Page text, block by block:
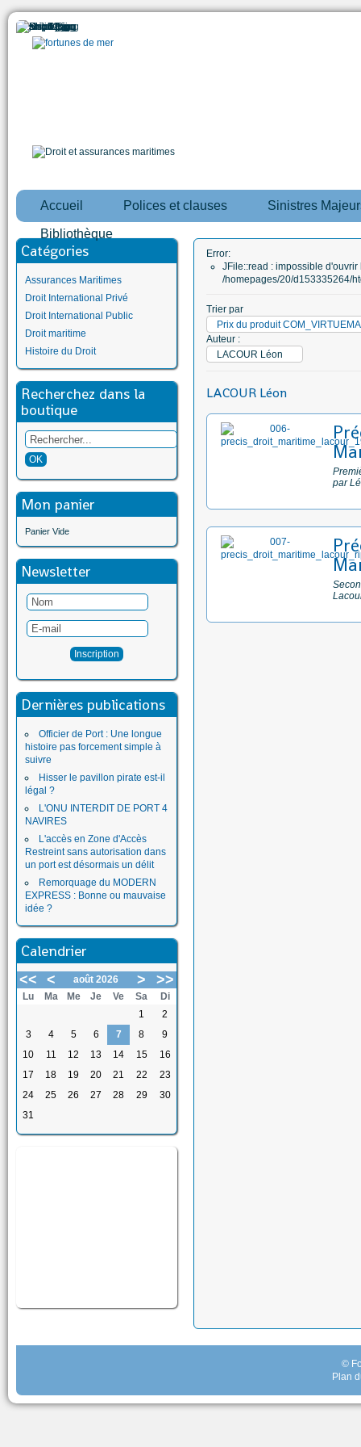
Accueil Polices et clauses Sinistres
Bibliothèque
Catégories
Assurances Maritimes
Droit International Privé
Droit International Public
Droit maritime
Histoire du Droit
Recherchez dans la
boutique
Mon panier
Panier Vide
Newsletter
Dernières publications
Officier de Port : Une longue
histoire pas forcement simple à
suivre
Hisser le pavillon pirate est-il
légal ?
L'ONU INTERDIT DE PORT 4
NAVIRES
L'accès en Zone d'Accès
Restreint sans autorisation dans
un port est désormais un délit
Remorquage du MODERN
EXPRESS : Bonne ou mauvaise
idée ?
Calendrier
<< < août 2026 > >>
Lu Ma Me Je Ve Sa
Di
1
2
3
4 5 6 7 8
9
10
11 12 13 14 15
16
17
18 19 20 21 22
23
24
25 26 27 28 29
30
31
Error:
JFile::read : impossible d'ouvrir
/homepages/20/d153335264/
Trier par
Prix du produit
Auteur :
LACOUR Léon
LACOUR Léon
par
©
Plan